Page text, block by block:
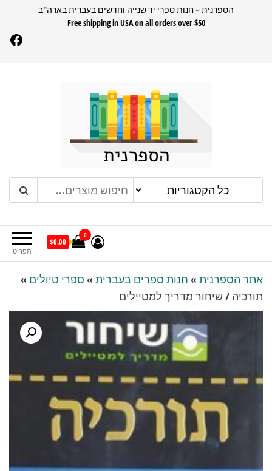
הספרנית – חנות ספרי יד שנייה וחדשים בעברית בארה"ב
Free shipping in USA on all orders over $50
הספרנית
תפריט
0
$0.00
אתר הספרנית » חנות ספרים בעברית » ספרי טיולים »
תורכיה / שיחור מדריך למטיילים